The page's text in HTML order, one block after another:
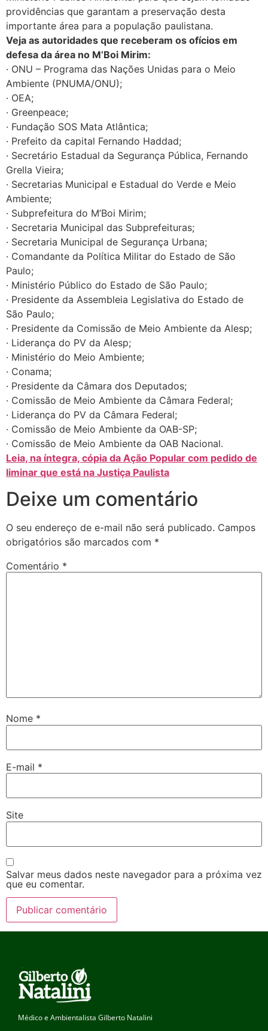
providências que garantam a preservação desta
importante área para a população paulistana.
Veja as autoridades que receberam os ofícios em
defesa da área no M’Boi Mirim:
· ONU – Programa das Nações Unidas para o Meio
Ambiente (PNUMA/ONU);
· OEA;
· Greenpeace;
· Fundação SOS Mata Atlântica;
· Prefeito da capital Fernando Haddad;
· Secretário Estadual da Segurança Pública, Fernando
Grella Vieira;
· Secretarias Municipal e Estadual do Verde e Meio
Ambiente;
· Subprefeitura do M’Boi Mirim;
· Secretaria Municipal das Subprefeituras;
· Secretaria Municipal de Segurança Urbana;
· Comandante da Política Militar do Estado de São
Paulo;
· Ministério Público do Estado de São Paulo;
· Presidente da Assembleia Legislativa do Estado de
São Paulo;
· Presidente da Comissão de Meio Ambiente da Alesp;
· Liderança do PV da Alesp;
· Ministério do Meio Ambiente;
· Conama;
· Presidente da Câmara dos Deputados;
· Comissão de Meio Ambiente da Câmara Federal;
· Liderança do PV da Câmara Federal;
· Comissão de Meio Ambiente da OAB-SP;
· Comissão de Meio Ambiente da OAB Nacional.
Leia, na íntegra, cópia da Ação Popular com pedido de
liminar que está na Justiça Paulista
Deixe um comentário
O seu endereço de e-mail não será publicado. Campos
obrigatórios são marcados com *
Comentário *
Nome *
E-mail *
Site
Salvar meus dados neste navegador para a próxima vez
que eu comentar.
Médico e Ambientalista Gilberto Natalini